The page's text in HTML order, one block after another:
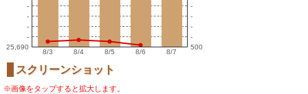
-
-
-
-
25,690
8/3 8/4 8/5 8/6 8/7
-
-
-
-
500
スクリーンショット
※画像をタップすると拡大します。